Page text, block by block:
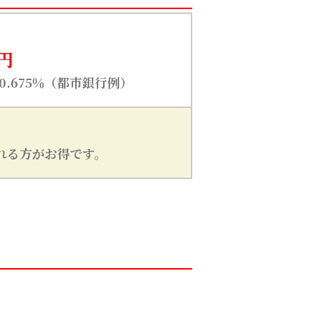
％（都市銀行例）
方がお得です。